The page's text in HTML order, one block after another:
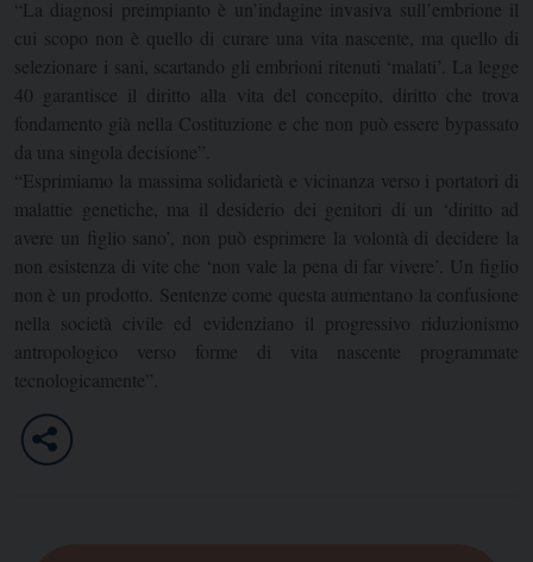
“La diagnosi preimpianto è un’indagine invasiva sull’embrione il
cui scopo non è quello di curare una vita nascente, ma quello di
selezionare i sani, scartando gli embrioni ritenuti ‘malati’. La legge
40 garantisce il diritto alla vita del concepito, diritto che trova
fondamento già nella Costituzione e che non può essere bypassato
da una singola decisione”.
“Esprimiamo la massima solidarietà e vicinanza verso i portatori di
malattie genetiche, ma il desiderio dei genitori di un ‘diritto ad
avere un figlio sano’, non può esprimere la volontà di decidere la
non esistenza di vite che ‘non vale la pena di far vivere’. Un figlio
non è un prodotto. Sentenze come questa aumentano la confusione
nella società civile ed evidenziano il progressivo riduzionismo
antropologico verso forme di vita nascente programmate
tecnologicamente”.